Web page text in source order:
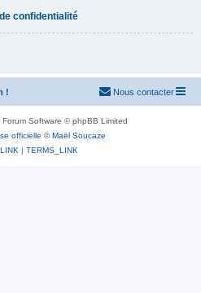
confidentialité
! Nous contacter
Forum Software © phpBB Limited
officielle ©Maël Soucaze
| TERMS_LINK